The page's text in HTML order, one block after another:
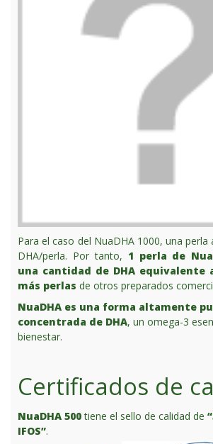
Para el caso del NuaDHA 1000, una
DHA/perla. Por tanto, 1 perla de
una cantidad de DHA equivalente
más perlas de otros preparados
NuaDHA es una forma altamente
concentrada de DHA, un omega-3
bienestar.
Certificados de
NuaDHA 500tiene el sello de calidad de
IFOS”.